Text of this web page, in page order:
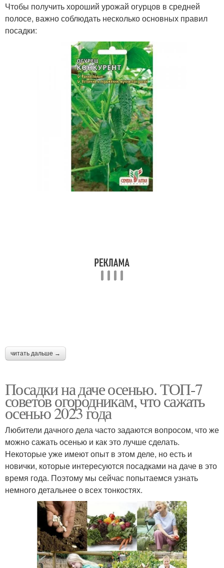
Чтобы получить хороший урожай огурцов в средней
полосе, важно соблюдать несколько основных правил
посадки:
читать дальше →
Посадки на даче осенью. ТОП-7
советов огородникам, что сажать
осенью 2023 года
Любители дачного дела часто задаются вопросом, что же
можно сажать осенью и как это лучше сделать.
Некоторые уже имеют опыт в этом деле, но есть и
новички, которые интересуются посадками на даче в это
время года. Поэтому мы сейчас попытаемся узнать
немного детальнее о всех тонкостях.